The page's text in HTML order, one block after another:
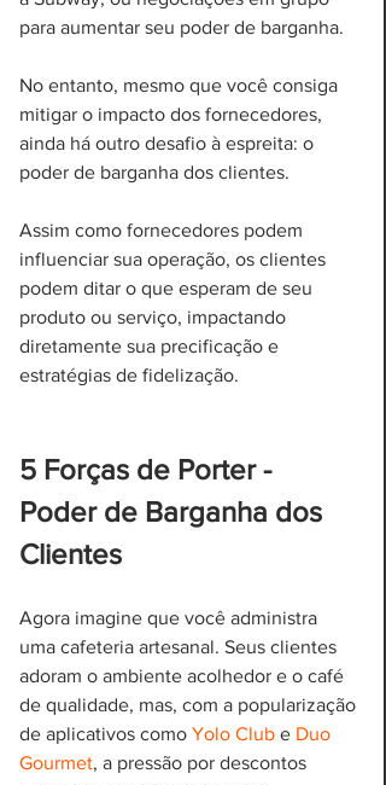
para aumentar seu poder de barganha.
No entanto, mesmo que você consiga
mitigar o impacto dos fornecedores,
ainda há outro desafio à espreita: o
poder de barganha dos clientes.
Assim como fornecedores podem
influenciar sua operação, os clientes
podem ditar o que esperam de seu
produto ou serviço, impactando
diretamente sua precificação e
estratégias de fidelização.
5 Forças de Porter -
Poder de Barganha dos
Clientes
Agora imagine que você administra
uma cafeteria artesanal. Seus clientes
adoram o ambiente acolhedor e o café
de qualidade, mas, com a popularização
de aplicativos como Yolo Club e Duo
Gourmet, a pressão por descontos